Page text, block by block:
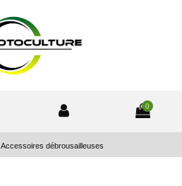
0
Accessoires débrousailleuses